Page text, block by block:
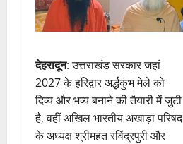
देहरादून: उत्तराखंड सरकार जहां
2027 के हरिद्वार अर्द्धकुंभ मेले को
दिव्य और भव्य बनाने की तैयारी में जुटी
है, वहीं अखिल भारतीय अखाड़ा परिषद
के अध्यक्ष श्रीमहंत रविंद्रपुरी और